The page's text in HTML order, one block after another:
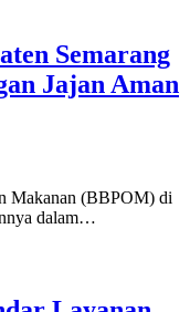
Semarang
Jajan Aman
Makanan (BBPOM) di
dalam…